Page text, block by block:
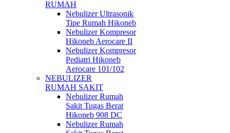
RUMAH
Nebulizer Ultrasonik
Tipe Rumah Hikoneb
Nebulizer Kompresor
Hikoneb Aerocare II
Nebulizer Kompresor
Pediatri Hikoneb
Aerocare 101/102
NEBULIZER
RUMAH SAKIT
Nebulizer Rumah
Sakit Tugas Berat
Hikoneb 908 DC
Nebulizer Rumah